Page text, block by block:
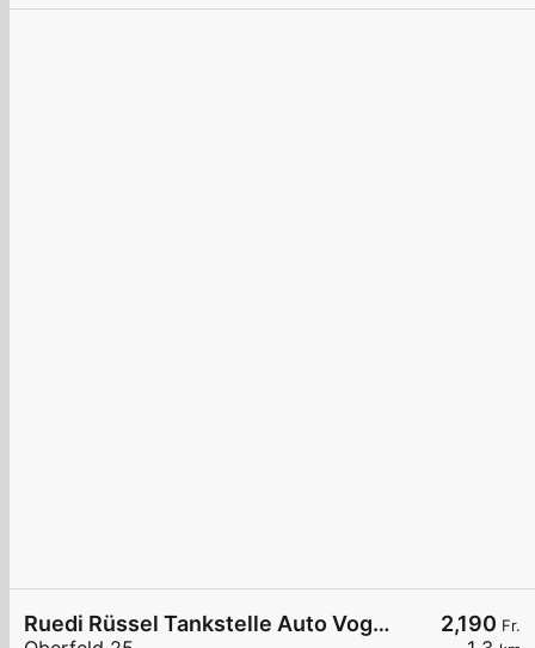
2,190 Fr.
Ruedi Rüssel Tankstelle Auto Vogel & Partner AG